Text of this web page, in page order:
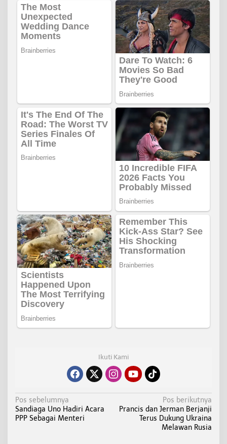
Ikuti Kami
N
a
Pos sebelumnya
Sandiaga Uno Hadiri Acara
PPP Sebagai Menteri
Pos berikutnya
Prancis dan Jerman Berjanji
Terus Dukung Ukraina
Melawan Rusia